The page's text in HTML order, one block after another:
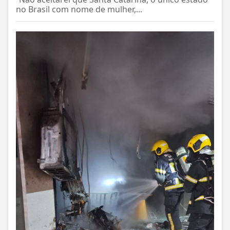
no Brasil com nome de mulher,...